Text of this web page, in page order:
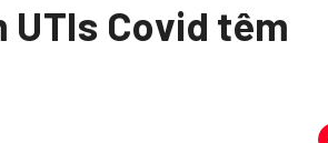
Covid têm